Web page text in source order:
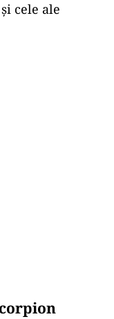
cele ale